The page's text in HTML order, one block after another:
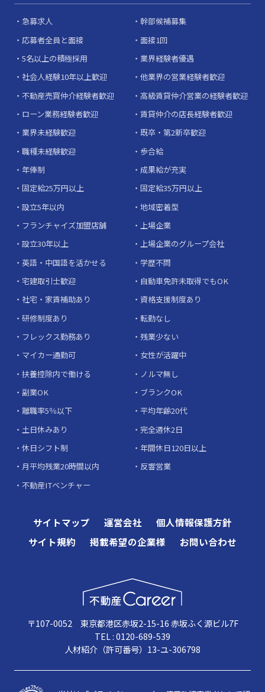
急募求人
幹部候補募集
応募者全員と面接
面接1回
5名以上の積極採用
業界経験者優遇
社会人経験10年以上歓迎
他業界の営業経験者歓迎
不動産売買仲介経験者歓迎
高級賃貸仲介営業の経験者歓迎
ローン業務経験者歓迎
賃貸仲介の店長経験者歓迎
業界未経験歓迎
既卒・第2新卒歓迎
職種未経験歓迎
歩合給
年俸制
成果給が充実
固定給25万円以上
固定給35万円以上
設立5年以内
地域密着型
フランチャイズ加盟店舗
上場企業
設立30年以上
上場企業のグループ会社
英語・中国語を活かせる
学歴不問
宅建取引士歓迎
自動車免許未取得でもOK
社宅・家賃補助あり
資格支援制度あり
研修制度あり
転勤なし
フレックス勤務あり
残業少ない
マイカー通勤可
女性が活躍中
扶養控除内で働ける
ノルマ無し
副業OK
ブランクOK
離職率5％以下
平均年齢20代
土日休みあり
完全週休2日
休日シフト制
年間休日120日以上
月平均残業20時間以内
反響営業
不動産ITベンチャー
サイトマップ 運営会社
個人情報保護方針
サイト規約
掲載希望の企業様 お問い合わせ
〒107-0052 東京都港区赤坂2-15-16 赤坂ふく源ビル7F
TEL : 0120-689-539
人材紹介（許可番号）13-ユ-306798